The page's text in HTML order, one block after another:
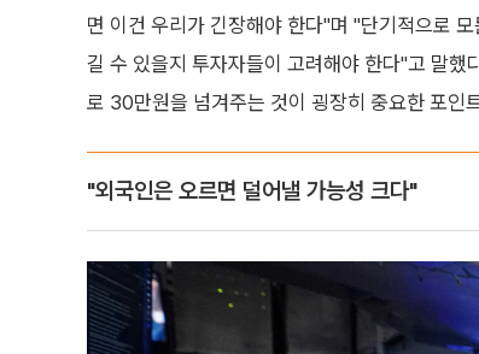
면 이건 우리가 긴장해야 한다"며 "단기적으로
길 수 있을지 투자자들이 고려해야 한다"고 말
로 30만원을 넘겨주는 것이 굉장히 중요한 포인
"외국인은 오르면 덜어낼 가능성 크다"